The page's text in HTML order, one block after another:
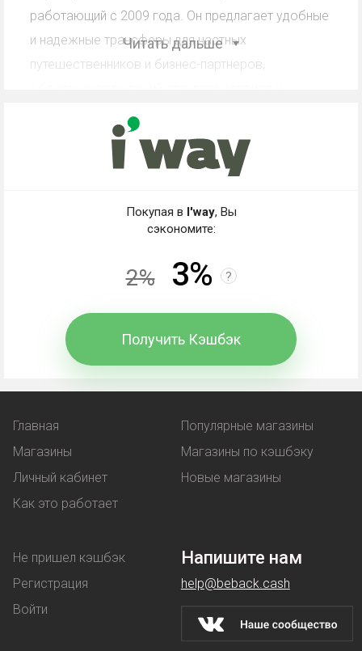
работающий с 2009 года. Он предлагает удобные
и надежные трансферы для частных
путешественников и бизнес-партнеров,
Кэшбэк I'way: работа со
скидкой, промокодом,
средств, потраченных на покупки. В чем отличие
от других вариантов экономии?
получает выгоду:
льготную цену на товар;
услугу, предоставляемая бонусом -
Купонработает аналогичным образом - при его
использовании клиент покупает товар по
сниженной стоимости.
Читать дальше
Покупая в I'way, Вы
сэкономите:
2% 3% ?
Получить Кэшбэк
Главная
Магазины
Личный кабинет
Как это работает
Популярные магазины
Магазины по кэшбэку
Новые магазины
Не пришел кэшбэк
Регистрация
Войти
Напишите нам
help@beback.cash